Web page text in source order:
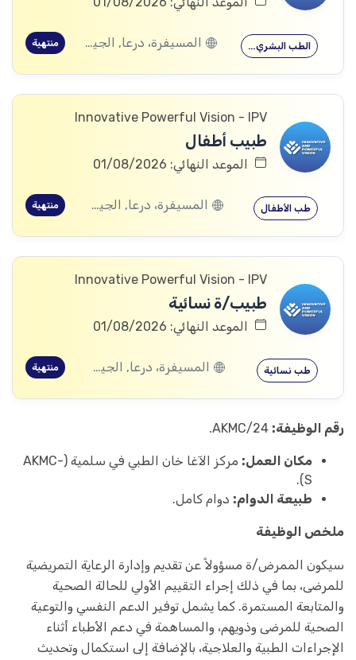
الطب البشري… المسيفرة، درعا, الجيزة، درعا, بصر الحرير، درعا منتهية
Innovative Powerful Vision - IPV
طبيب أطفال
الموعد النهائي: 01/08/2026
طب الأطفال المسيفرة، درعا, الجيزة، درعا, بصر الحرير، درعا منتهية
Innovative Powerful Vision - IPV
طبيب/ة نسائية
الموعد النهائي: 01/08/2026
طب نسائية المسيفرة، درعا, الجيزة، درعا, بصر الحرير، درعا منتهية
رقم الوظيفة:
مكان العمل:
مركز الآغا خان الطبي في سلمية (AKMC-
S).
طبيعة الدوام: دوام كامل.
ملخص الوظيفة
سيكون الممرض/ة مسؤولاً عن تقديم وإدارة الرعاية التمريضية
للمرضى، بما في ذلك إجراء التقييم الأولي للحالة الصحية
والمتابعة المستمرة. كما يشمل توفير الدعم النفسي والتوعية
الصحية للمرضى وذويهم، والمساهمة في دعم الأطباء أثناء
الإجراءات الطبية والعلاجية، بالإضافة إلى استكمال وتحديث